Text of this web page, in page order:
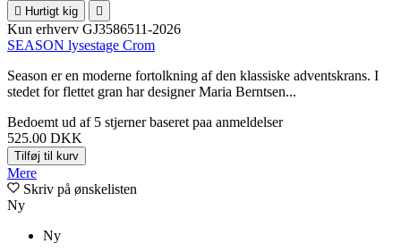
 Hurtigt kig 
Kun erhverv GJ3586511-2026
SEASON lysestage Crom
Season er en moderne fortolkning af den klassiske adventskrans. I
stedet for flettet gran har designer Maria Berntsen...
Bedoemt ud af 5 stjerner baseret paa anmeldelser
525.00 DKK
Tilføj til kurv
Mere
Skriv på ønskelisten
Ny
Ny